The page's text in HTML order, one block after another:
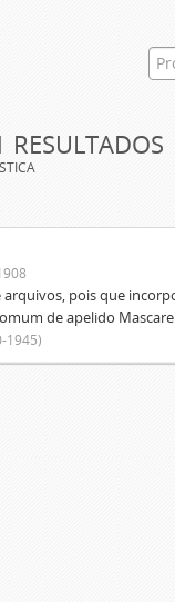
RESULTADOS
pois que
de apelido
1945)